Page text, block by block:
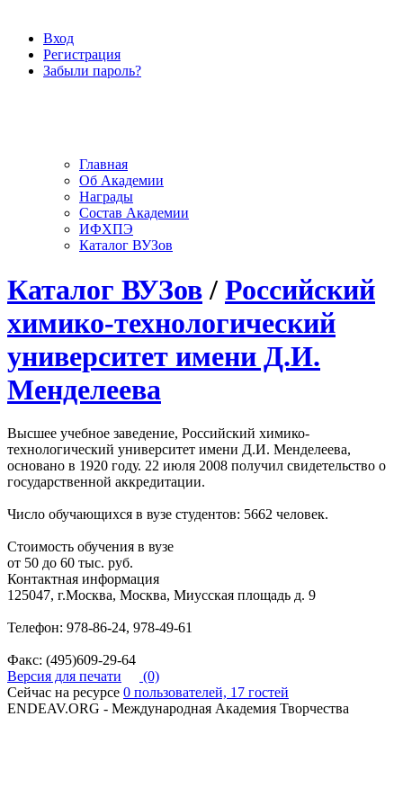
Вход
Регистрация
Забыли пароль?
Главная
Об Академии
Награды
Состав Академии
ИФХПЭ
Каталог ВУЗов
Каталог ВУЗов / Российский
химико-технологический
университет имени Д.И.
Менделеева
Высшее учебное заведение, Российский химико-
технологический университет имени Д.И. Менделеева,
основано в 1920 году. 22 июля 2008 получил свидетельство о
государственной аккредитации.
Число обучающихся в вузе студентов: 5662 человек.
Стоимость обучения в вузе
от 50 до 60 тыс. руб.
Контактная информация
125047, г.Москва, Москва, Миусская площадь д. 9
Телефон: 978-86-24, 978-49-61
Факс: (495)609-29-64
Версия для печати
(0)
Сейчас на ресурсе 0 пользователей, 17 гостей
ENDEAV.ORG - Международная Академия Творчества